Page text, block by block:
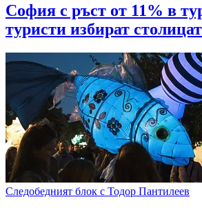
София с ръст от 11% в
туристи избират
Следобедният блок с Тодор Пантилеев